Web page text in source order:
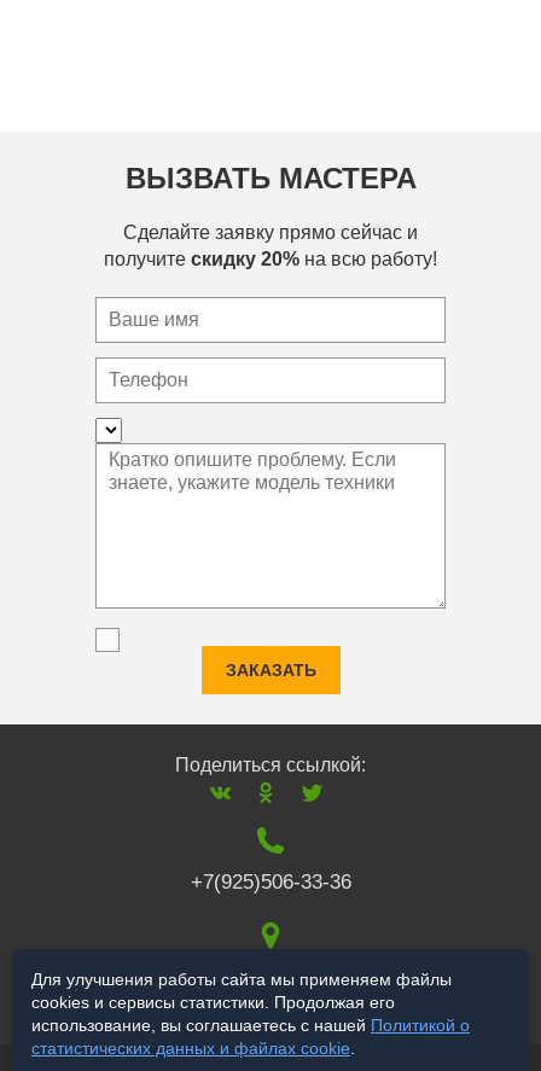
ВЫЗВАТЬ МАСТЕРА
Сделайте заявку прямо сейчас и
получите скидку 20% на всю работу!
ЗАКАЗАТЬ
Поделиться ссылкой:
+7(925)506-33-36
117519,г. Москва,
Варшавское ш., 132
Для улучшения работы сайта мы применяем файлы
cookies и сервисы статистики. Продолжая его
использование, вы соглашаетесь с нашей Политикой о
статистических данных и файлах cookie